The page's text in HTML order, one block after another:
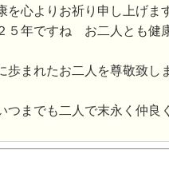
心よりお祈り申し上げま
５年ですね お二人とも健
まれたお二人を尊敬致
までも二人で末永く仲良